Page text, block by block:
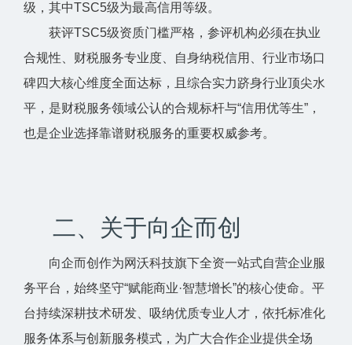
级，其中TSC5级为最高信用等级。
获评TSC5级资质门槛严格，参评机构必须在执业
合规性、财税服务专业度、自身纳税信用、行业市场口
碑四大核心维度全面达标，且综合实力跻身行业顶尖水
平，是财税服务领域公认的合规标杆与“信用优等生”，
也是企业选择靠谱财税服务的重要权威参考。
二、关于向企而创
向企而创作为网沃科技旗下全资一站式自营企业服
务平台，始终坚守“赋能商业·智慧增长”的核心使命。平
台持续深耕技术研发、吸纳优质专业人才，依托标准化
服务体系与创新服务模式，为广大合作企业提供全场